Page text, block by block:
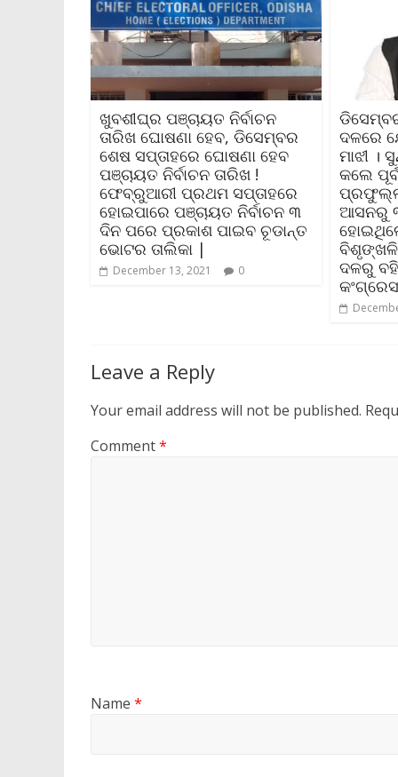
ଖୁବଶୀଘ୍ର ପଞ୍ଚାୟତ ନିର୍ବାଚନ
ତାରିଖ ଘୋଷଣା ହେବ, ଡିସେମ୍ବର
ଶେଷ ସପ୍ତାହରେ ଘୋଷଣା ହେବ
ପଞ୍ଚାୟତ ନିର୍ବାଚନ ତାରିଖ !
ଫେବ୍ରୁଆରୀ ପ୍ରଥମ ସପ୍ତାହରେ
ହୋଇପାରେ ପଞ୍ଚାୟତ ନିର୍ବାଚନ ୩
ଦିନ ପରେ ପ୍ରକାଶ ପାଇବ ଚୂଡାନ୍ତ
ଭୋଟର ତାଲିକା |
December 13, 2021 0
ଦଳରେ
ମାଝୀ ।
କଲେ
ଆସନରୁ
ଦଳରୁ
Leave a Reply
Your email address will not be published.
Comment*
Name *